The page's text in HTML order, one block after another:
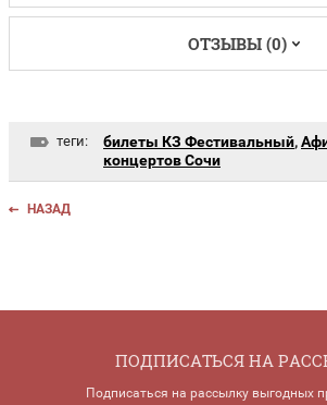
ОТЗЫВЫ (0)
теги: билеты КЗ Фестивальный,
концертов Сочи
НАЗАД
ПОДПИСАТЬСЯ НА
Подписаться на рассылку выгодных